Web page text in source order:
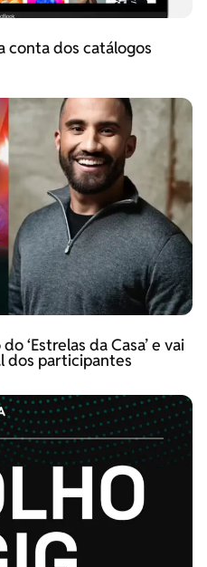
conta dos catálogos
‘Estrelas da Casa’ e vai
dos participantes